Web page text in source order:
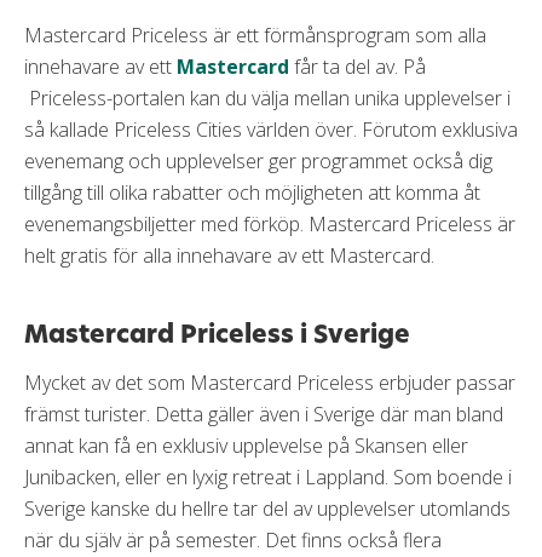
Mastercard Priceless är ett förmånsprogram som alla
innehavare av ett Mastercard får ta del av. På
Priceless-portalen kan du välja mellan unika upplevelser i
så kallade Priceless Cities världen över. Förutom exklusiva
evenemang och upplevelser ger programmet också dig
tillgång till olika rabatter och möjligheten att komma åt
evenemangsbiljetter med förköp. Mastercard Priceless är
helt gratis för alla innehavare av ett Mastercard.
Mastercard Priceless i Sverige
Mycket av det som Mastercard Priceless erbjuder passar
främst turister. Detta gäller även i Sverige där man bland
annat kan få en exklusiv upplevelse på Skansen eller
Junibacken, eller en lyxig retreat i Lappland. Som boende i
Sverige kanske du hellre tar del av upplevelser utomlands
när du själv är på semester. Det finns också flera